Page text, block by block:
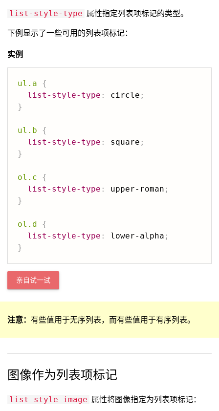
list-style-type 属性指定列表项标记的类型。
下例显示了一些可用的列表项标记：
实例
ul.a
{
list-style-type : circle ;
}
ul.b
{
list-style-type : square ;
}
ol.c
{
list-style-type : upper-roman ;
}
ol.d
{
list-style-type : lower-alpha ;
}
亲自试一试
注意： 有些值用于无序列表，而有些值用于有序列表。
图像作为列表项标记
list-style-image 属性将图像指定为列表项标记：